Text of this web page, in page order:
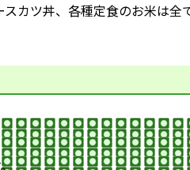
カツ丼、各種定食のお米は全